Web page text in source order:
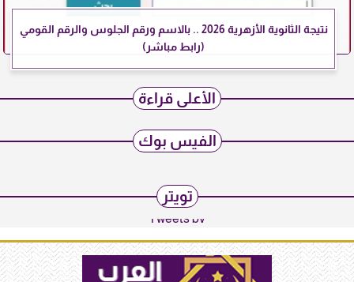
نتيجة الثانوية الأزهرية 2026 .. بالاسم ورقم الجلوس والرقم القومي
(رابط مباشر)
الأعلى قراءة
الفيس بوك
تويتر
Tweets by